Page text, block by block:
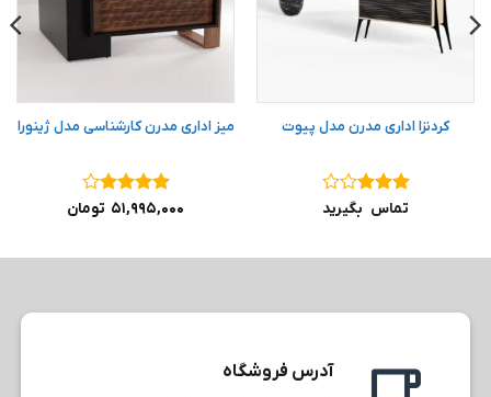
کردنزا اداری مدرن مدل پیوت
نمره ۳
تماس بگیرید
میز اداری مدرن کارشناسی مدل ژینورا
نمره۴
۵۱,۹۹۵,۰۰۰ تومان
آدرس فروشگاه